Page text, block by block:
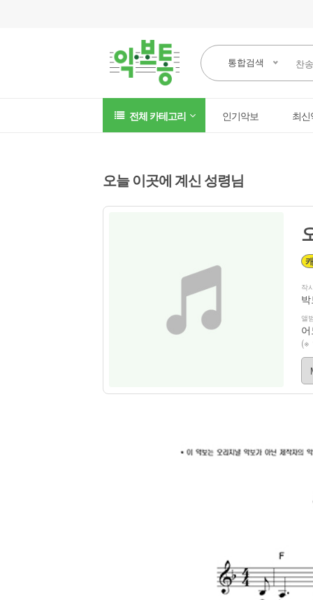
통합검색
전체 카테고리 인기악보 최
오늘 이곳에 계신 성령님
작
앨
(※